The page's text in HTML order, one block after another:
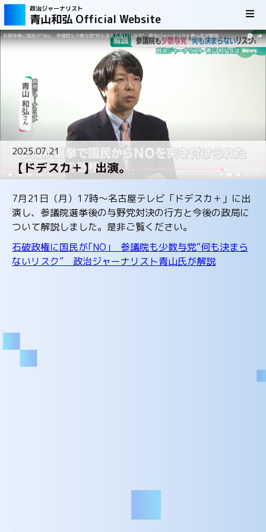
政治ジャーナリスト
青山和弘 Official Website
2025.07.21
【ドデスカ＋】出演。
7月21日（月）17時～名古屋テレビ「ドデスカ＋」に出
演し、参議院選挙後の与野党対決の行方と今後の政局に
ついて解説しました。是非ご覧ください。
石破政権に国民が｢NO｣ 参議院も少数与党“何も決まら
ないリスク” 政治ジャーナリスト青山氏が解説